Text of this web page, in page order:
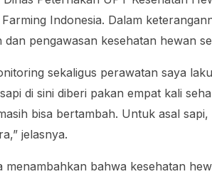
Indonesia. Dalam
dan pengawasan kesehatan hewan
sekaligus perawatan saya
di sini diberi pakan empat kali
bisa bertambah. Untuk asal
jelasnya.
menambahkan bahwa kesehatan